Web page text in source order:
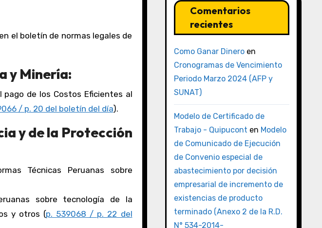
el boletín de normas legales de
y Minería:
pago de los Costos Eficientes al
/ p. 20 del boletín del día).
y de la Protección
Técnicas Peruanas sobre
sobre tecnología de la
y otros (p. 539068 / p. 22 del
Comentarios
recientes
Como Ganar Dineroen
Cronogramas de Vencimiento
Periodo Marzo 2024 (AFP y
SUNAT)
Modelo de Certificado de
Trabajo - Quipucont en Modelo
de Comunicado de Ejecución
de Convenio especial de
abastecimiento por decisión
empresarial de incremento de
existencias de producto
terminado (Anexo 2 de la R.D.
N° 534-2014-